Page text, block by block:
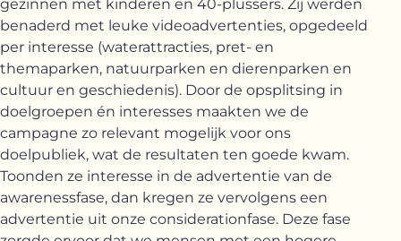
gezinnen met kinderen en 40-plussers. Zij werden
benaderd met leuke videoadvertenties, opgedeeld
per interesse (waterattracties, pret- en
themaparken, natuurparken en dierenparken en
cultuur en geschiedenis). Door de opsplitsing in
doelgroepen én interesses maakten we de
campagne zo relevant mogelijk voor ons
doelpubliek, wat de resultaten ten goede kwam.
Toonden ze interesse in de advertentie van de
awarenessfase, dan kregen ze vervolgens een
advertentie uit onze considerationfase. Deze fase